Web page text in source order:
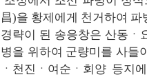
昌)을 황제에게 천거하여
경략이 된 송응창은 산동ㆍ
병을 위하여 군량미를 사들
ㆍ천진ㆍ여순ㆍ회양 등지